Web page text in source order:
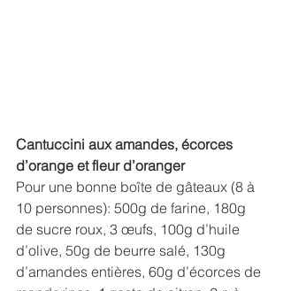
Cantuccini aux amandes, écorces
d’orange et fleur d’oranger
Pour une bonne boîte de gâteaux (8 à
10 personnes): 500g de farine, 180g
de sucre roux, 3 œufs, 100g d’huile
d’olive, 50g de beurre salé, 130g
d’amandes entières, 60g d’écorces de